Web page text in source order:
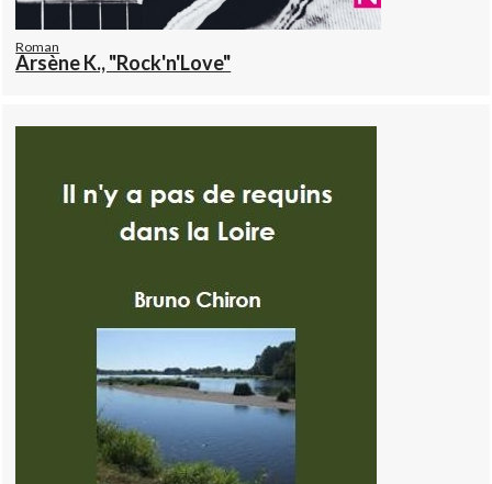
Roman
Arsène K., "Rock'n'Love"